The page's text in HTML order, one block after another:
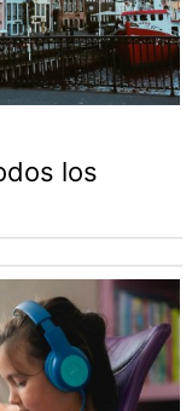
los